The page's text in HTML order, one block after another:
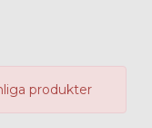
produkter